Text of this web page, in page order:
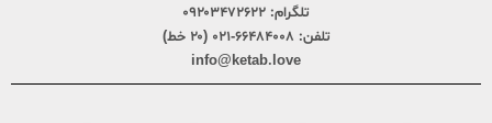
تلگرام: ۰۹۲۰۳۴۷۲۶۲۲
تلفن: ۶۶۴۸۴۰۰۸-۰۲۱ (۲۰ خط)
info@ketab.love